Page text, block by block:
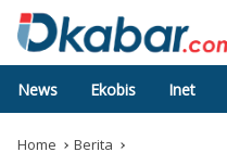
News Ekobis Inet
Home Berita